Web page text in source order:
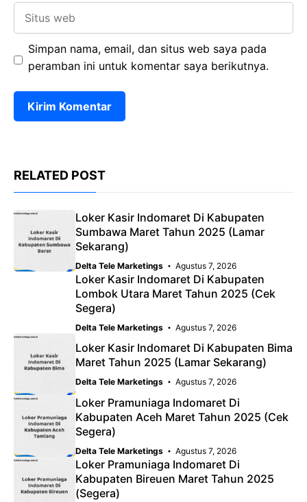
Simpan nama, email, dan situs web saya pada
peramban ini untuk komentar saya berikutnya.
RELATED POST
Loker Kasir Indomaret Di Kabupaten
Sumbawa Maret Tahun 2025 (Lamar
Sekarang)
Delta Tele Marketings Agustus 7, 2026
Loker Kasir Indomaret Di Kabupaten
Lombok Utara Maret Tahun 2025 (Cek
Segera)
Delta Tele Marketings Agustus 7, 2026
Loker Kasir Indomaret Di Kabupaten Bima
Maret Tahun 2025 (Lamar Sekarang)
Delta Tele Marketings Agustus 7, 2026
Loker Pramuniaga Indomaret Di
Kabupaten Aceh Maret Tahun 2025 (Cek
Segera)
Delta Tele Marketings Agustus 7, 2026
Loker Pramuniaga Indomaret Di
Kabupaten Bireuen Maret Tahun 2025
(Segera)